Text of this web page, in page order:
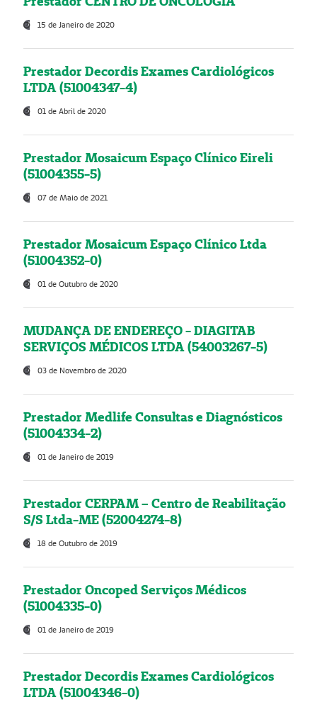
15 de Janeiro de 2020
Prestador Decordis Exames Cardiológicos
LTDA (51004347-4)
01 de Abril de 2020
Prestador Mosaicum Espaço Clínico Eireli
(51004355-5)
07 de Maio de 2021
Prestador Mosaicum Espaço Clínico Ltda
(51004352-0)
01 de Outubro de 2020
MUDANÇA DE ENDEREÇO - DIAGITAB
SERVIÇOS MÉDICOS LTDA (54003267-5)
03 de Novembro de 2020
Prestador Medlife Consultas e Diagnósticos
(51004334-2)
01 de Janeiro de 2019
Prestador CERPAM – Centro de Reabilitação
S/S Ltda-ME (52004274-8)
18 de Outubro de 2019
Prestador Oncoped Serviços Médicos
(51004335-0)
01 de Janeiro de 2019
Prestador Decordis Exames Cardiológicos
LTDA (51004346-0)